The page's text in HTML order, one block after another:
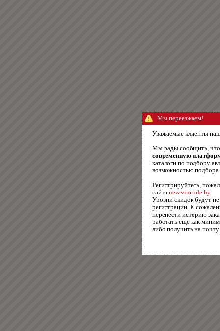
Мы переезжаем!
Уважаемые клиенты
Мы рады сообщить,
современную
каталоги по подбору
возможностью подбора
Регистрируйтесь,
сайта new.vincode.by.
Уровни скидок будут
регистрации. К
перенести историю
работать еще как
либо получить на